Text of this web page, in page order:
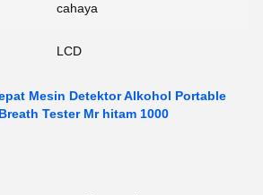
cahaya
LCD
Mesin Detektor Alkohol Portable
Tester Mr hitam 1000